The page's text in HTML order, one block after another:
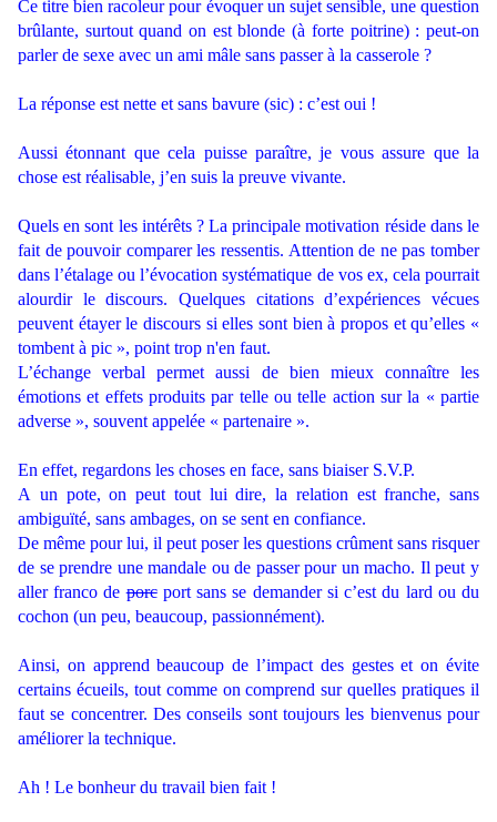
Ce titre bien racoleur pour évoquer un sujet sensible, une question
brûlante, surtout quand on est blonde (à forte poitrine) : peut-on
parler de sexe avec un ami mâle sans passer à la casserole ?
La réponse est nette et sans bavure (sic) : c’est oui !
Aussi étonnant que cela puisse paraître, je vous assure que la
chose est réalisable, j’en suis la preuve vivante.
Quels en sont les intérêts ? La principale motivation réside dans le
fait de pouvoir comparer les ressentis. Attention de ne pas tomber
dans l’étalage ou l’évocation systématique de vos ex, cela pourrait
alourdir le discours. Quelques citations d’expériences vécues
peuvent étayer le discours si elles sont bien à propos et qu’elles «
tombent à pic », point trop n'en faut.
L’échange verbal permet aussi de bien mieux connaître les
émotions et effets produits par telle ou telle action sur la « partie
adverse », souvent appelée « partenaire ».
En effet, regardons les choses en face, sans biaiser S.V.P.
A un pote, on peut tout lui dire, la relation est franche, sans
ambiguïté, sans ambages, on se sent en confiance.
De même pour lui, il peut poser les questions crûment sans risquer
de se prendre une mandale ou de passer pour un macho. Il peut y
aller franco deporcport sans se demander si c’est du lard ou du
cochon (un peu, beaucoup, passionnément).
Ainsi, on apprend beaucoup de l’impact des gestes et on évite
certains écueils, tout comme on comprend sur quelles pratiques il
faut se concentrer. Des conseils sont toujours les bienvenus pour
améliorer la technique.
Ah ! Le bonheur du travail bien fait !